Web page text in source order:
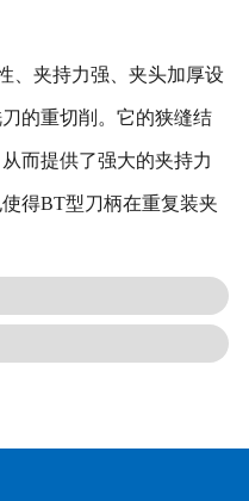
、夹持力强、夹头加厚设
的重切削。它的狭缝结
而提供了强大的夹持力
得BT型刀柄在重复装夹
人民共和国广告法》，尽力规范用